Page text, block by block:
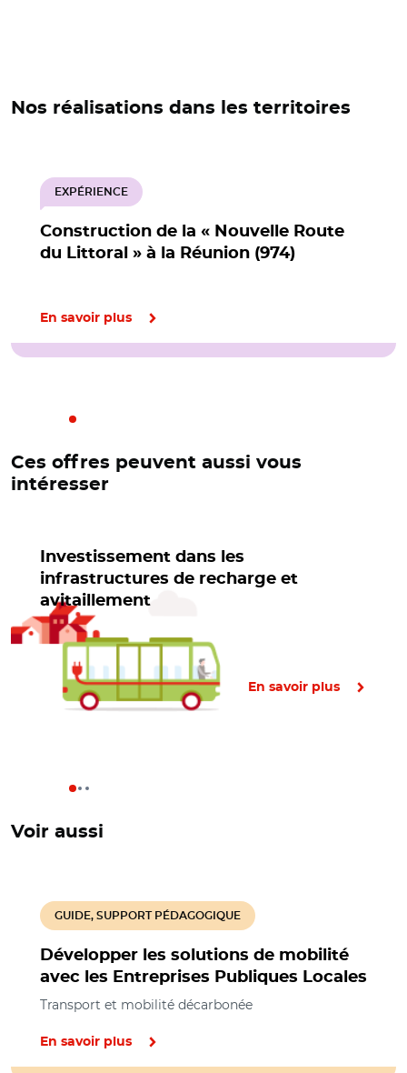
Nos réalisations dans les territoires
Construction de la « Nouvelle Route
du Littoral » à la Réunion (974)
EXPÉRIENCE
En savoir plus
Ces offres peuvent aussi vous
intéresser
Investissement dans les
infrastructures de recharge et
avitaillement
En savoir plus
Voir aussi
Développer les solutions de mobilité
avec les Entreprises Publiques Locales
GUIDE, SUPPORT PÉDAGOGIQUE
Transport et mobilité décarbonée
En savoir plus